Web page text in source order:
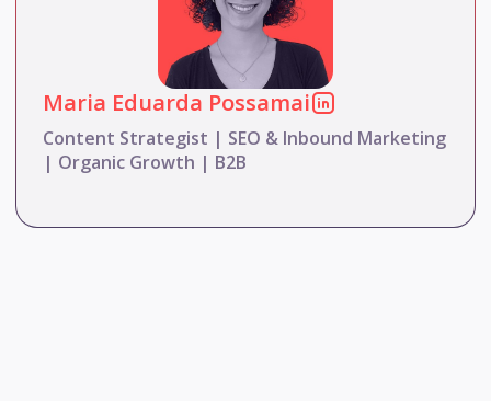
Maria Eduarda Possamai
Content Strategist | SEO & Inbound Marketing
| Organic Growth | B2B